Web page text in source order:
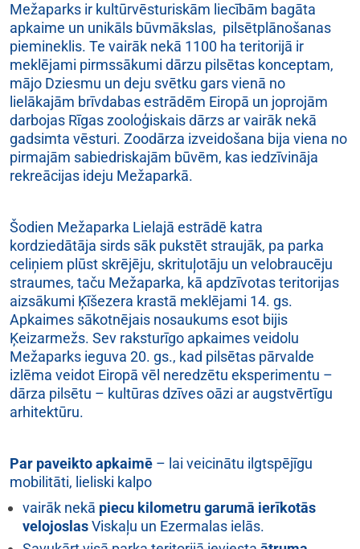
Mežaparks ir kultūrvēsturiskām liecībām bagāta
apkaime un unikāls būvmākslas, pilsētplānošanas
piemineklis. Te vairāk nekā 1100 ha teritorijā ir
meklējami pirmssākumi dārzu pilsētas konceptam,
mājo Dziesmu un deju svētku gars vienā no
lielākajām brīvdabas estrādēm Eiropā un joprojām
darbojas Rīgas zooloģiskais dārzs ar vairāk nekā
gadsimta vēsturi. Zoodārza izveidošana bija viena no
pirmajām sabiedriskajām būvēm, kas iedzīvināja
rekreācijas ideju Mežaparkā.
Šodien Mežaparka Lielajā estrādē katra
kordziedātāja sirds sāk pukstēt straujāk, pa parka
celiņiem plūst skrējēju, skrituļotāju un velobraucēju
straumes, taču Mežaparka, kā apdzīvotas teritorijas
aizsākumi Ķīšezera krastā meklējami 14. gs.
Apkaimes sākotnējais nosaukums esot bijis
Ķeizarmežs. Sev raksturīgo apkaimes veidolu
Mežaparks ieguva 20. gs., kad pilsētas pārvalde
izlēma veidot Eiropā vēl neredzētu eksperimentu –
dārza pilsētu – kultūras dzīves oāzi ar augstvērtīgu
arhitektūru.
Par paveikto apkaimē – lai veicinātu ilgtspējīgu
mobilitāti, lieliski kalpo
vairāk nekā piecu kilometru garumā ierīkotās
velojoslasViskaļu un Ezermalas ielās.